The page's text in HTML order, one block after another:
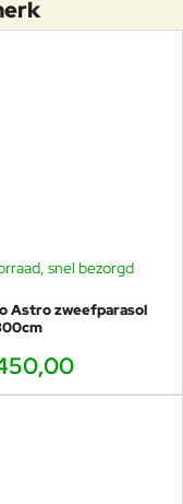
snel bezorgd
Astro zweefparasol